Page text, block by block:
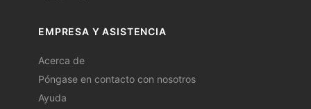
EMPRESA Y ASISTENCIA
Acerca de
Póngase en contacto con nosotros
Ayuda